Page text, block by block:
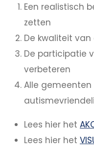
Een realistisch
zetten
De kwaliteit
De participatie
verbeteren
Alle gemeenten
Lees hier het
Lees hier het